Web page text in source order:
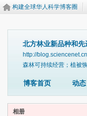
构建全球华人科学博客圈
北方林业新品种和
http://
森林可持续经营；植被
博客首页 动态
相册